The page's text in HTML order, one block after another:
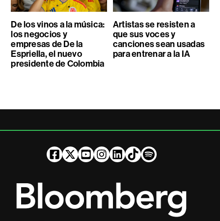
De los vinos a la música:
los negocios y
empresas de De la
Espriella, el nuevo
presidente de Colombia
Artistas se resisten a
que sus voces y
canciones sean usadas
para entrenar a la IA